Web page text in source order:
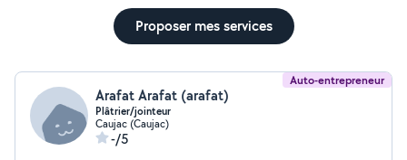
Proposer mes services
Auto-entrepreneur
Arafat Arafat (arafat)
Plâtrier/jointeur
Caujac (Caujac)
-/5